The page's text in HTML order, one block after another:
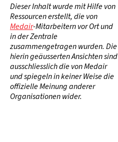
Dieser Inhalt wurde mit Hilfe von
Ressourcen erstellt, die von
Medair-Mitarbeitern vor Ort und
in der Zentrale
zusammengetragen wurden. Die
hierin geäusserten Ansichten sind
ausschliesslich die von Medair
und spiegeln in keiner Weise die
offizielle Meinung anderer
Organisationen wider.